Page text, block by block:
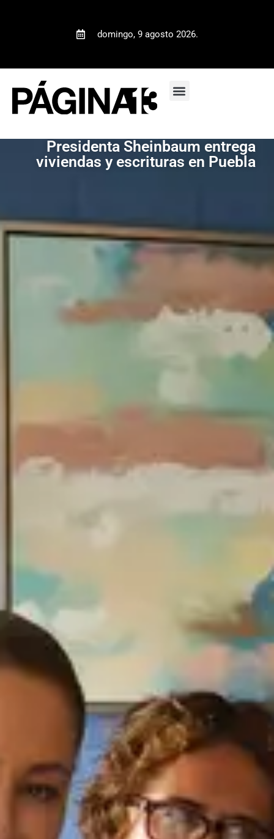
domingo, 9 agosto 2026.
Presidenta Sheinbaum entrega
viviendas y escrituras en Puebla